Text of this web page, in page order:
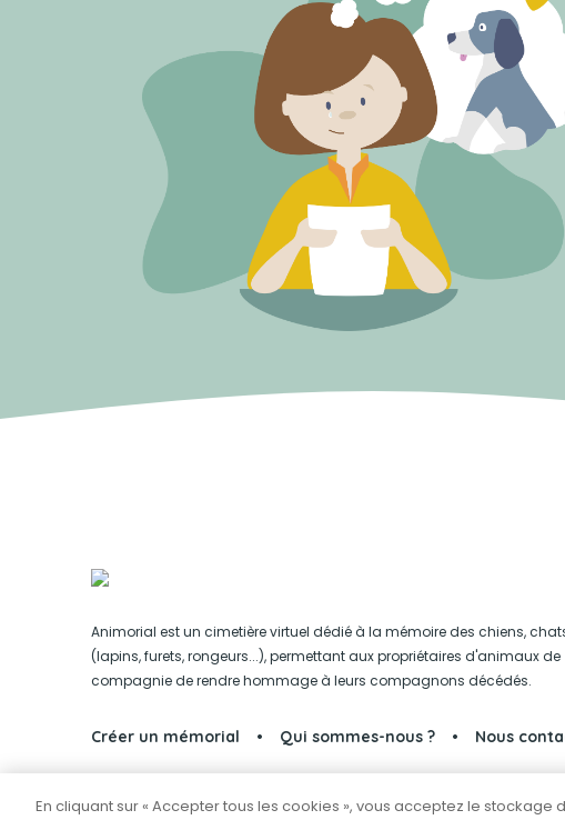
Animorial est un cimetière virtuel dédié à la mémoire des chiens,
(lapins, furets, rongeurs...), permettant aux propriétaires d'animaux de
compagnie de rendre hommage à leurs compagnons décédés.
Créer un mémorial Qui sommes-nous ? Nous
Partager sur Facebook
En cliquant sur « Accepter tous les cookies », vous acceptez le